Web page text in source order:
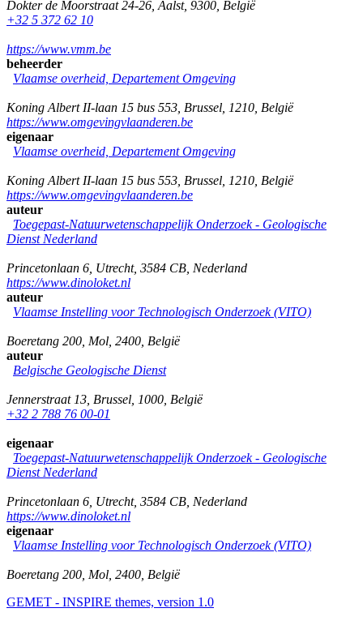
Dokter de Moorstraat 24-26 Aalst, 9300 België
+32 5 372 62 10
https://www.vmm.be
beheerder
Vlaamse overheid, Departement Omgeving
Koning Albert II-laan 15 bus 553 Brussel 1210 België
https://www.omgevingvlaanderen.be
eigenaar
Vlaamse overheid, Departement Omgeving
Koning Albert II-laan 15 bus 553 Brussel 1210 België
https://www.omgevingvlaanderen.be
auteur
Toegepast-Natuurwetenschappelijk Onderzoek - Geologische
Dienst Nederland
Princetonlaan 6 Utrecht, 3584 CB Nederland
https://www.dinoloket.nl
auteur
Vlaamse Instelling voor Technologisch Onderzoek (VITO)
Boeretang 200 Mol 2400 België
auteur
Belgische Geologische Dienst
Jennerstraat 13 Brussel 1000 België
+32 2 788 76 00-01
eigenaar
Toegepast-Natuurwetenschappelijk Onderzoek - Geologische
Dienst Nederland
Princetonlaan 6 Utrecht, 3584 CB Nederland
https://www.dinoloket.nl
eigenaar
Vlaamse Instelling voor Technologisch Onderzoek (VITO)
Boeretang 200 Mol 2400 België
GEMET - INSPIRE themes, version 1.0